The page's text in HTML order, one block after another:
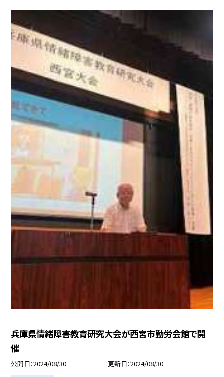
兵庫県情緒障害教育研究大会が西宮市勤労会館で開
催
公開日 2024/08/30 更新日 2024/08/30